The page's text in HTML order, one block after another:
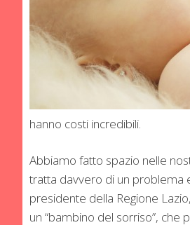
hanno costi incredibili.
Abbiamo fatto spazio nelle
tratta davvero di un problema
presidente della Regione
un “bambino del sorriso”, che